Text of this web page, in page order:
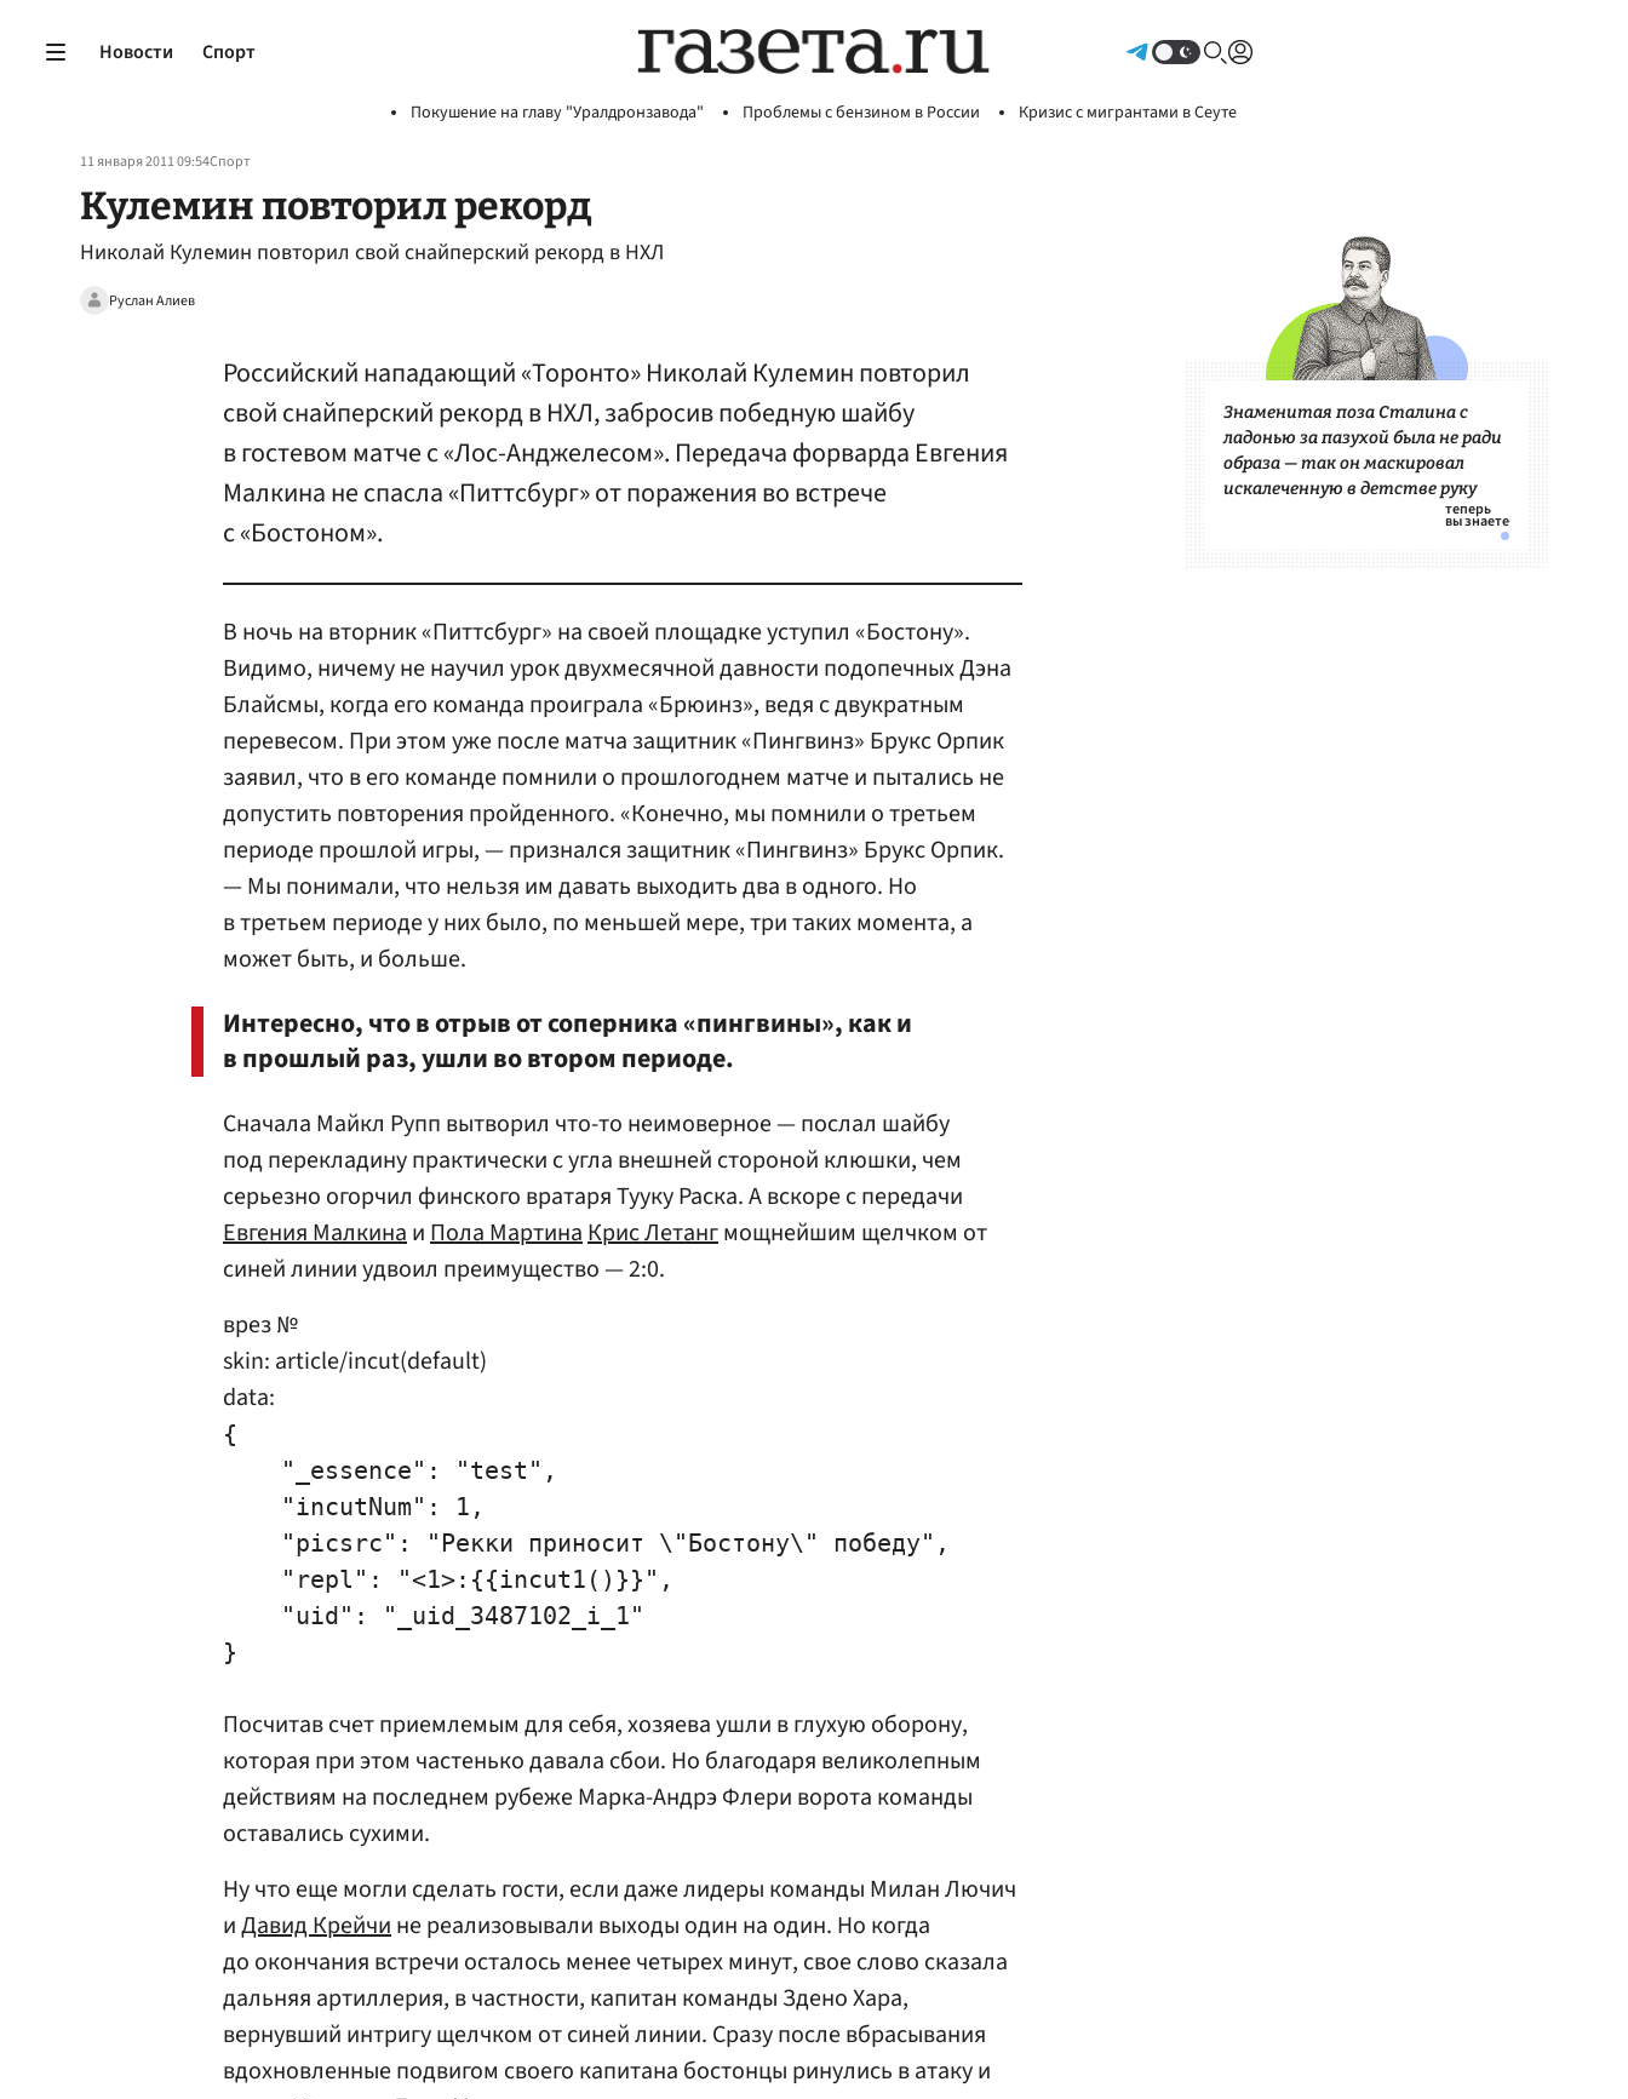
Новости Спорт
Покушение на главу "Уралдронзавода" Проблемы с бензином в России Кризис с мигрантами в Сеуте
11 января 2011 09:54Спорт
Кулемин повторил рекорд
Николай Кулемин повторил свой снайперский рекорд в НХЛ
Руслан Алиев
Российский нападающий «Торонто» Николай Кулемин повторил
свой снайперский рекорд в НХЛ, забросив победную шайбу
в гостевом матче с «Лос-Анджелесом». Передача форварда Евгения
Малкина не спасла «Питтсбург» от поражения во встрече
с «Бостоном».
В ночь на вторник «Питтсбург» на своей площадке уступил «Бостону».
Видимо, ничему не научил урок двухмесячной давности подопечных Дэна
Блайсмы, когда его команда проиграла «Брюинз», ведя с двукратным
перевесом. При этом уже после матча защитник «Пингвинз» Брукс Орпик
заявил, что в его команде помнили о прошлогоднем матче и пытались не
допустить повторения пройденного. «Конечно, мы помнили о третьем
периоде прошлой игры, — признался защитник «Пингвинз» Брукс Орпик.
— Мы понимали, что нельзя им давать выходить два в одного. Но
в третьем периоде у них было, по меньшей мере, три таких момента, а
может быть, и больше.
Интересно, что в отрыв от соперника «пингвины», как и
в прошлый раз, ушли во втором периоде.
Сначала Майкл Рупп вытворил что-то неимоверное — послал шайбу
под перекладину практически с угла внешней стороной клюшки, чем
серьезно огорчил финского вратаря Тууку Раска. А вскоре с передачи
Евгения МалкинаиПола МартинаКрис Летангмощнейшим щелчком от
синей линии удвоил преимущество — 2:0.
врез №
skin: article/incut(default)
data:
{
    "_essence": "test",
    "incutNum": 1,
    "picsrc": "Рекки приносит \"Бостону\" победу",
    "repl": "<1>:{{incut1()}}",
    "uid": "_uid_3487102_i_1"
Посчитав счет приемлемым для себя, хозяева ушли в глухую оборону,
которая при этом частенько давала сбои. Но благодаря великолепным
действиям на последнем рубеже Марка-Андрэ Флери ворота команды
оставались сухими.
Ну что еще могли сделать гости, если даже лидеры команды Милан Лючич
иДавид Крейчине реализовывали выходы один на один. Но когда
до окончания встречи осталось менее четырех минут, свое слово сказала
дальняя артиллерия, в частности, капитан команды Здено Хара,
вернувший интригу щелчком от синей линии. Сразу после вбрасывания
вдохновленные подвигом своего капитана бостонцы ринулись в атаку и
Знаменитая поза Сталина с
ладонью за пазухой была не ради
образа — так он маскировал
искалеченную в детстве руку